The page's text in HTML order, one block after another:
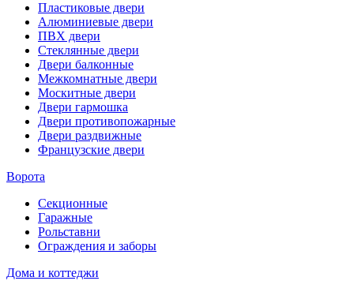
Пластиковые двери
Алюминиевые двери
ПВХ двери
Стеклянные двери
Двери балконные
Межкомнатные двери
Москитные двери
Двери гармошка
Двери противопожарные
Двери раздвижные
Французские двери
Ворота
Секционные
Гаражные
Рольставни
Ограждения и заборы
Дома и коттеджи